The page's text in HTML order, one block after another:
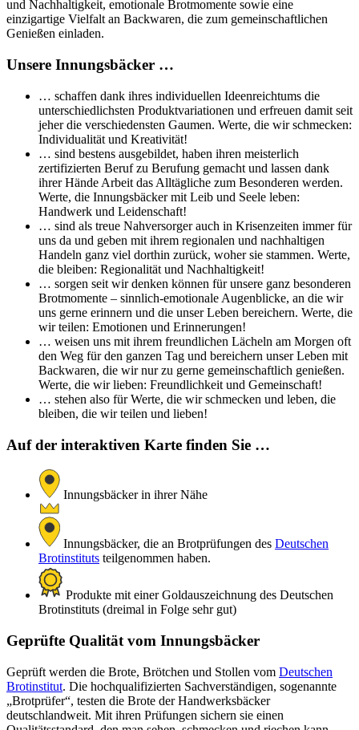
und Nachhaltigkeit, emotionale Brotmomente sowie eine
einzigartige Vielfalt an Backwaren, die zum gemeinschaftlichen
Genießen einladen.
Unsere Innungsbäcker …
… schaffen dank ihres individuellen Ideenreichtums die
unterschiedlichsten Produktvariationen und erfreuen damit seit
jeher die verschiedensten Gaumen. Werte, die wir schmecken:
Individualität und Kreativität!
… sind bestens ausgebildet, haben ihren meisterlich
zertifizierten Beruf zu Berufung gemacht und lassen dank
ihrer Hände Arbeit das Alltägliche zum Besonderen werden.
Werte, die Innungsbäcker mit Leib und Seele leben:
Handwerk und Leidenschaft!
… sind als treue Nahversorger auch in Krisenzeiten immer für
uns da und geben mit ihrem regionalen und nachhaltigen
Handeln ganz viel dorthin zurück, woher sie stammen. Werte,
die bleiben: Regionalität und Nachhaltigkeit!
… sorgen seit wir denken können für unsere ganz besonderen
Brotmomente – sinnlich-emotionale Augenblicke, an die wir
uns gerne erinnern und die unser Leben bereichern. Werte, die
wir teilen: Emotionen und Erinnerungen!
… weisen uns mit ihrem freundlichen Lächeln am Morgen oft
den Weg für den ganzen Tag und bereichern unser Leben mit
Backwaren, die wir nur zu gerne gemeinschaftlich genießen.
Werte, die wir lieben: Freundlichkeit und Gemeinschaft!
… stehen also für Werte, die wir schmecken und leben, die
bleiben, die wir teilen und lieben!
Auf der interaktiven Karte finden Sie …
Innungsbäcker in ihrer Nähe
Innungsbäcker, die an Brotprüfungen des Deutschen
Brotinstituts teilgenommen haben.
Produkte mit einer Goldauszeichnung des Deutschen
Brotinstituts (dreimal in Folge sehr gut)
Geprüfte Qualität vom Innungsbäcker
Geprüft werden die Brote, Brötchen und Stollen vom Deutschen
Brotinstitut. Die hochqualifizierten Sachverständigen, sogenannte
„Brotprüfer“, testen die Brote der Handwerksbäcker
deutschlandweit. Mit ihren Prüfungen sichern sie einen